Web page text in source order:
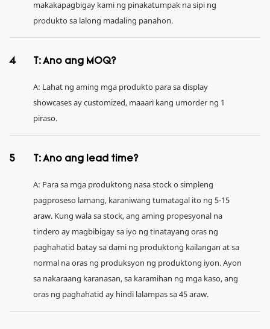
makakapagbigay kami ng pinakatumpak na sipi ng
produkto sa lalong madaling panahon.
4 T: Ano ang MOQ?
A: Lahat ng aming mga produkto para sa display
showcases ay customized, maaari kang umorder ng 1
piraso.
5 T: Ano ang lead time?
A: Para sa mga produktong nasa stock o simpleng
pagproseso lamang, karaniwang tumatagal ito ng 5-15
araw. Kung wala sa stock, ang aming propesyonal na
tindero ay magbibigay sa iyo ng tinatayang oras ng
paghahatid batay sa dami ng produktong kailangan at sa
normal na oras ng produksyon ng produktong iyon. Ayon
sa nakaraang karanasan, sa karamihan ng mga kaso, ang
oras ng paghahatid ay hindi lalampas sa 45 araw.